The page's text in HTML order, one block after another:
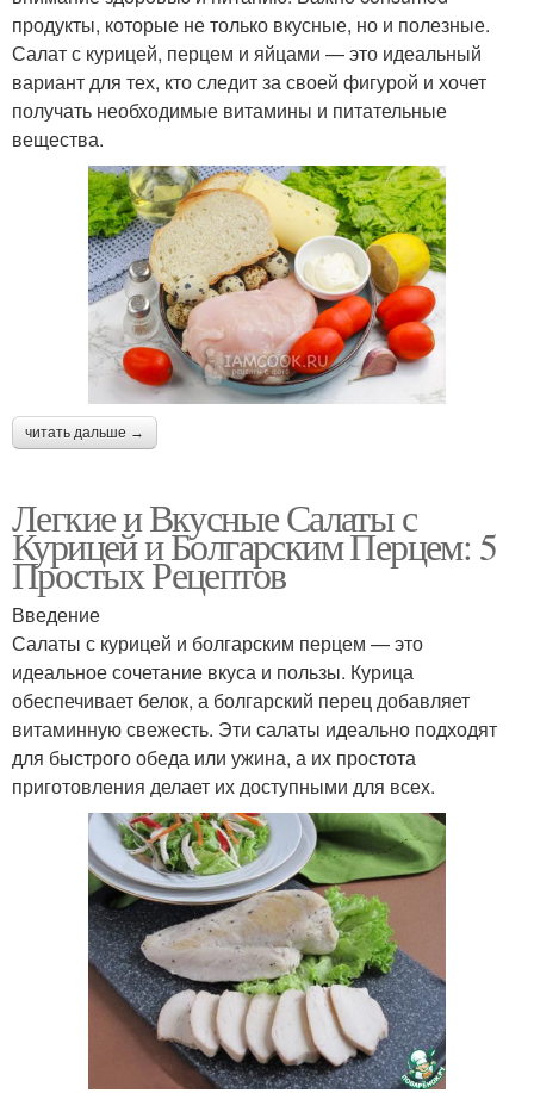
продукты, которые не только вкусные, но и полезные.
Салат с курицей, перцем и яйцами — это идеальный
вариант для тех, кто следит за своей фигурой и хочет
получать необходимые витамины и питательные
вещества.
читать дальше →
Легкие и Вкусные Салаты с
Курицей и Болгарским Перцем: 5
Простых Рецептов
Введение
Салаты с курицей и болгарским перцем — это
идеальное сочетание вкуса и пользы. Курица
обеспечивает белок, а болгарский перец добавляет
витаминную свежесть. Эти салаты идеально подходят
для быстрого обеда или ужина, а их простота
приготовления делает их доступными для всех.